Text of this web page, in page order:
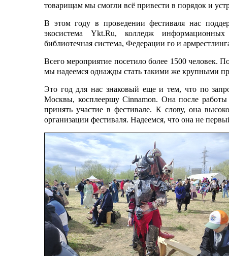
товарищам мы смогли всё привести в порядок и
В этом году в проведении фестиваля нас
экосистема Ykt.Ru, колледж информационных
библиотечная система, Федерации го и
Всего мероприятие посетило более 1500 человек.
мы надеемся однажды стать такими же крупными
Это год для нас знаковый еще и тем, что по
Москвы, косплеершу Cinnamon. Она после
принять участие в фестивале. К слову, она
организации фестиваля. Надеемся, что она не